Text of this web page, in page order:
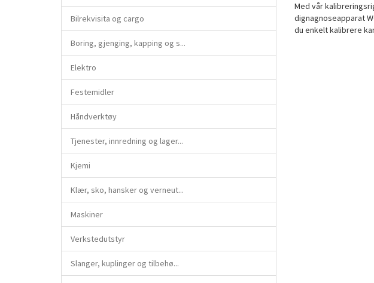
Bilrekvisita og cargo
Boring, gjenging, kapping og s...
Elektro
Festemidler
Håndverktøy
Tjenester, innredning og lager...
Kjemi
Klær, sko, hansker og verneut...
Maskiner
Verkstedutstyr
Slanger, kuplinger og tilbehø...
Med vår
dignagnoseapparat
du enkelt kalibrere